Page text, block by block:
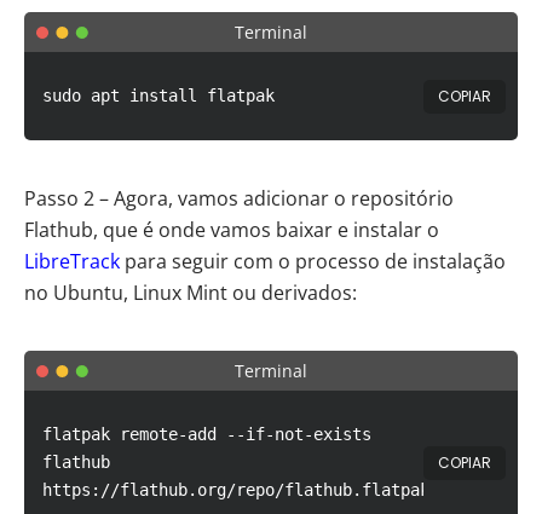
Terminal
sudo apt install flatpak COPIAR
Passo 2 – Agora, vamos adicionar o repositório
Flathub, que é onde vamos baixar e instalar o
LibreTrack para seguir com o processo de instalação
no Ubuntu, Linux Mint ou derivados:
Terminal
flatpak remote-add --if-not-exists
flathub
https://flathub.org/repo/flathub.flatpakrepo
COPIAR